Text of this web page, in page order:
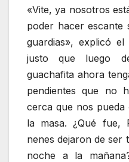
«Vite, ya nosotros
poder hacer escante
guardias», explicó
justo que luego
guachafita ahora
pendientes que no
cerca que nos
la masa. ¿Qué fue,
nenes dejaron de ser
noche a la